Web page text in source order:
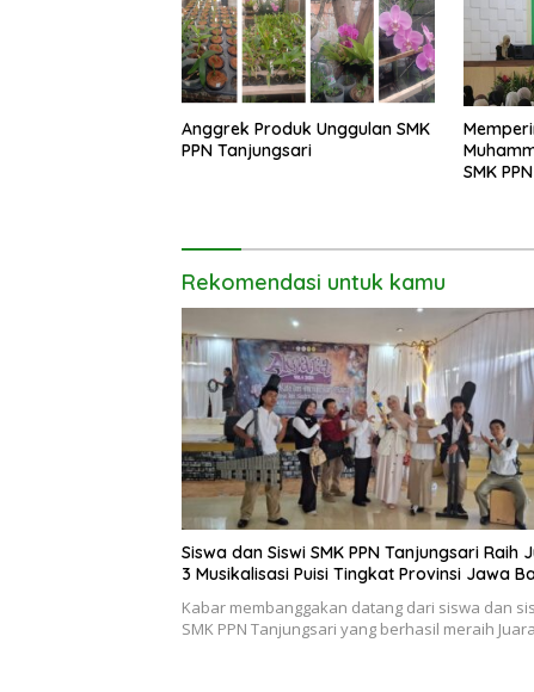
Anggrek Produk Unggulan SMK
PPN Tanjungsari
SMK
Rekomendasi untuk kamu
Siswa dan Siswi SMK PPN Tanjungsari Raih
3 Musikalisasi Puisi Tingkat Provinsi Jawa
Kabar membanggakan datang dari siswa dan
SMK PPN Tanjungsari yang berhasil meraih